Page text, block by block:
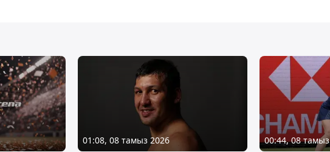
01:08, 08 тамыз 2026 00:44, 08